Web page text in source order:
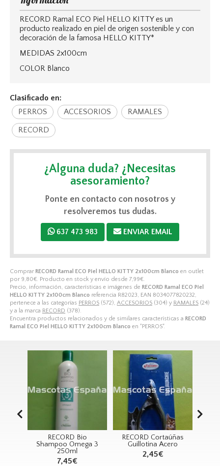
Comprar RECORD Ramal ECO Piel HELLO KITTY 2x100cm Blanco en outlet
por 9,80€ . Producto en stock y envío desde 7,99€
Precio, información, características e imágenes de RECORD Ramal ECO Piel
HELLO KITTY 2x100cm Blanco referencia R82023, EAN 8034077820232,
pertenece a las categorías PERROS (572), ACCESORIOS (304) y RAMALES (24)
y a la marca RECORD (378).
Encuentra productos relacionados y de similares características a RECORD
Ramal ECO Piel HELLO KITTY 2x100cm Blanco en "PERROS".
RECORD Ramal ECO Piel HELLO KITTY es un
producto realizado en piel de origen sostenible y con
decoración de la famosa HELLO KITTY*
MEDIDAS 2x100cm
COLOR Blanco
Clasificado en:
PERROS
ACCESORIOS RAMALES
RECORD
¿Alguna duda? ¿Necesitas
asesoramiento?
Ponte en contacto con nosotros y
resolveremos tus dudas.
637 473 983 ENVIAR EMAIL
RECORD Cortaúñas
Guillotina Acero
2,45€
SAN DIMAS Arnés FYC
Anti-tirones M (50-
70cm)
12,70€